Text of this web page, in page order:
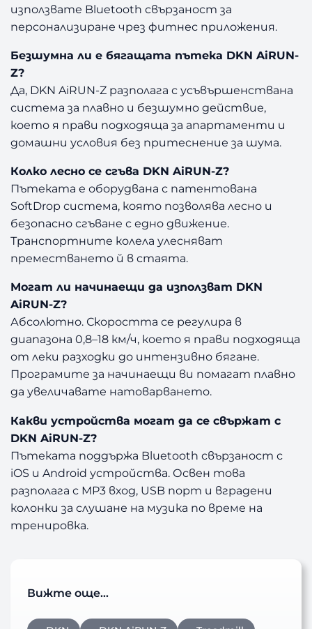
използвате Bluetooth свързаност за
персонализиране чрез фитнес приложения.
Безшумна ли е бягащата пътека DKN AiRUN-
Z?
Да, DKN AiRUN-Z разполага с усъвършенствана
система за плавно и безшумно действие,
което я прави подходяща за апартаменти и
домашни условия без притеснение за шума.
Колко лесно се сгъва DKN AiRUN-Z?
Пътеката е оборудвана с патентована
SoftDrop система, която позволява лесно и
безопасно сгъване с едно движение.
Транспортните колела улесняват
преместването й в стаята.
Могат ли начинаещи да използват DKN
AiRUN-Z?
Абсолютно. Скоростта се регулира в
диапазона 0,8–18 км/ч, което я прави подходяща
от леки разходки до интензивно бягане.
Програмите за начинаещи ви помагат плавно
да увеличавате натоварването.
Какви устройства могат да се свържат с
DKN AiRUN-Z?
Пътеката поддържа Bluetooth свързаност с
iOS и Android устройства. Освен това
разполага с MP3 вход, USB порт и вградени
колонки за слушане на музика по време на
тренировка.
Вижте още…